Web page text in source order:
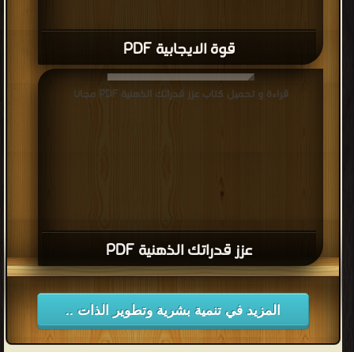
قوة الايجابية PDF
عزز قدراتك الذهنية PDF
قراءة و تحميل كتاب عزز قدراتك الذهنية PDF مجانا
المزيد في تنمية بشرية وتطوير الذات ..